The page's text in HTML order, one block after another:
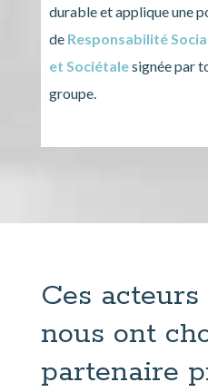
durable et applique une
de Responsabilité
et Sociétalesignée par
groupe.
Ces
nous ont
partenaire